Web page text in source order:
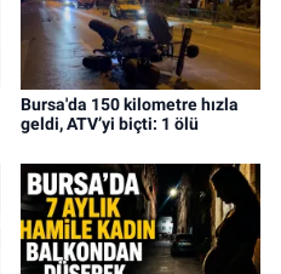
Bursa'da 150 kilometre hızla
geldi, ATV’yi biçti: 1 ölü